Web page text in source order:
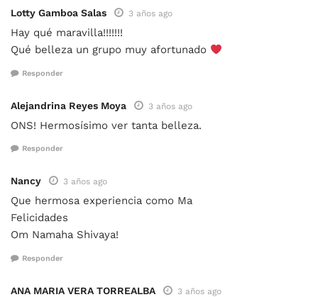
Lotty Gamboa Salas 3 años ago
Hay qué maravilla!!!!!!!
Qué belleza un grupo muy afortunado
Responder
Alejandrina Reyes Moya 3 años ago
ONS! Hermosísimo ver tanta belleza.
Responder
Nancy 3 años ago
Que hermosa experiencia como Ma
Felicidades
Om Namaha Shivaya!
Responder
ANA MARIA VERA TORREALBA 3 años ago